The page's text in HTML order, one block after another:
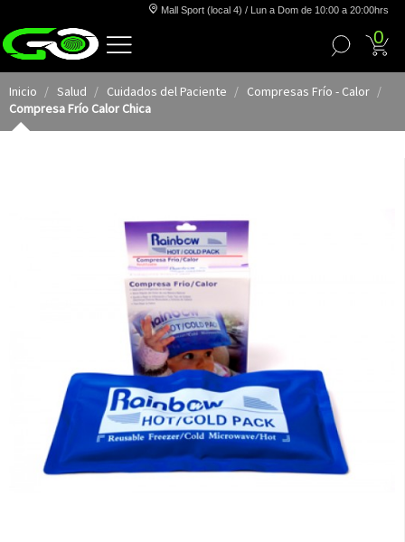
Mall Sport (local 4) / Lun a Dom de 10:00 a 20:00hrs
0
Inicio Salud Cuidados del Paciente
Compresas Frío - Calor
Compresa Frío Calor Chica